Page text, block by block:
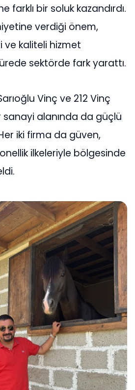
farklı bir soluk kazandırdı.
verdiği önem,
kaliteli hizmet
sektörde fark yarattı.
Vinç ve 212 Vinç
sanayi alanında da güçlü
iki firma da güven,
ilkeleriyle bölgesinde